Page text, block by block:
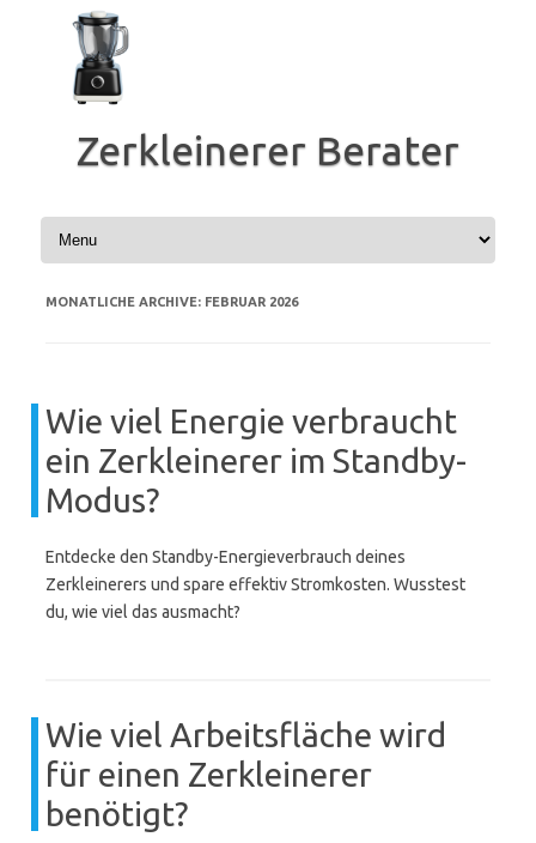
springen
Zerkleinerer Berater
MONATLICHE ARCHIVE: FEBRUAR 2026
Wie viel Energie verbraucht
ein Zerkleinerer im Standby-
Modus?
Entdecke den Standby-Energieverbrauch deines
Zerkleinerers und spare effektiv Stromkosten. Wusstest
du, wie viel das ausmacht?
Wie viel Arbeitsfläche wird
für einen Zerkleinerer
benötigt?